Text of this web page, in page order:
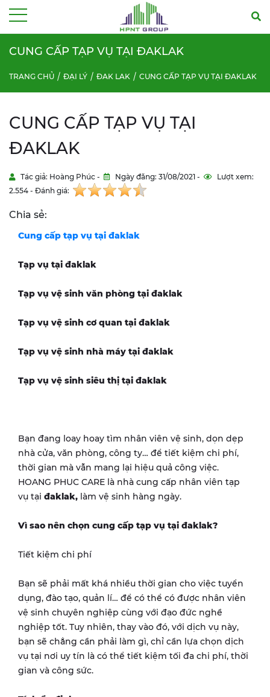
CUNG CẤP TẠP VỤ TẠI ĐAKLAK
TRANG CHỦ ĐẠI LÝ ĐAK LAK CUNG CẤP TẠP VỤ TẠI ĐAKLAK
CUNG CẤP TẠP VỤ TẠI
ĐAKLAK
Tác giả: Hoàng Phúc - Ngày đăng: 31/08/2021 -
Lượt xem:
2.554 - Đánh giá:
Chia sẻ:
Cung cấp tạp vụ tại đaklak
Tạp vụ tại đaklak
Tạp vụ vệ sinh văn phòng tại đaklak
Tạp vụ vệ sinh cơ quan tại đaklak
Tạp vụ vệ sinh nhà máy tại đaklak
Tạp vụ vệ sinh siêu thị tại đaklak
Bạn đang loay hoay tìm nhân viên vệ sinh, dọn dẹp
nhà cửa, văn phòng, công ty… để tiết kiệm chi phí,
thời gian mà vẫn mang lại hiệu quả công việc.
HOANG PHUC CARE là nhà cung cấp nhân viên tạp
vụ tại đaklak, làm vệ sinh hàng ngày.
Vì sao nên chọn cung cấp tạp vụ tại đaklak?
Tiết kiệm chi phí
Bạn sẽ phải mất khá nhiều thời gian cho việc tuyển
dụng, đào tạo, quản lí… để có thể có được nhân viên
vệ sinh chuyên nghiệp cùng với đạo đức nghề
nghiệp tốt. Tuy nhiên, thay vào đó, với dịch vụ này,
bạn sẽ chẳng cần phải làm gì, chỉ cần lựa chọn dịch
vụ tại nơi uy tín là có thể tiết kiệm tối đa chi phí, thời
gian và công sức.